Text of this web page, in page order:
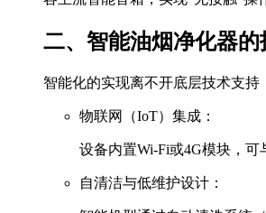
二、智能油烟净化器的
智能化的实现离不开底层技术支
物联网（IoT）集成：
设备内置Wi-Fi或4G模块，
自清洁与低维护设计：